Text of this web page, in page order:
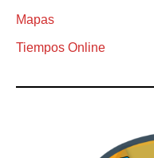
Mapas
Tiempos Online